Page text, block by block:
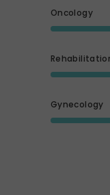
Oncology
Gynecology